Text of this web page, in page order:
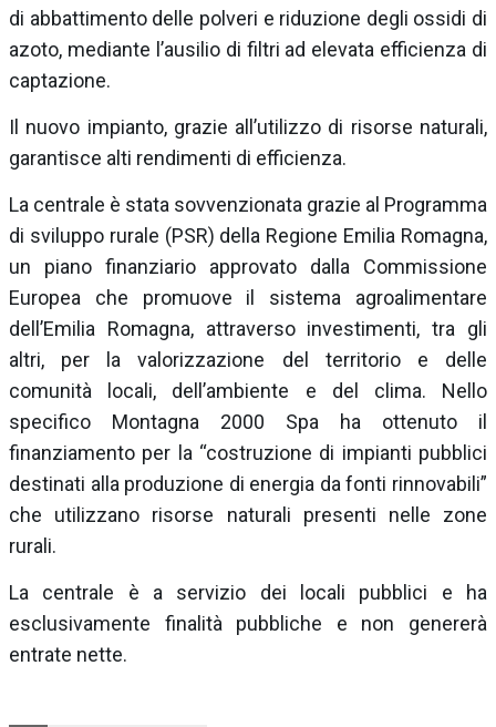
di abbattimento delle polveri e riduzione degli ossidi di
azoto, mediante l’ausilio di filtri ad elevata efficienza di
captazione.
Il nuovo impianto, grazie all’utilizzo di risorse naturali,
garantisce alti rendimenti di efficienza.
La centrale è stata sovvenzionata grazie al Programma
di sviluppo rurale (PSR) della Regione Emilia Romagna,
un piano finanziario approvato dalla Commissione
Europea che promuove il sistema agroalimentare
dell’Emilia Romagna, attraverso investimenti, tra gli
altri, per la valorizzazione del territorio e delle
comunità locali, dell’ambiente e del clima. Nello
specifico Montagna 2000 Spa ha ottenuto il
finanziamento per la “costruzione di impianti pubblici
destinati alla produzione di energia da fonti rinnovabili”
che utilizzano risorse naturali presenti nelle zone
rurali.
La centrale è a servizio dei locali pubblici e ha
esclusivamente finalità pubbliche e non genererà
entrate nette.